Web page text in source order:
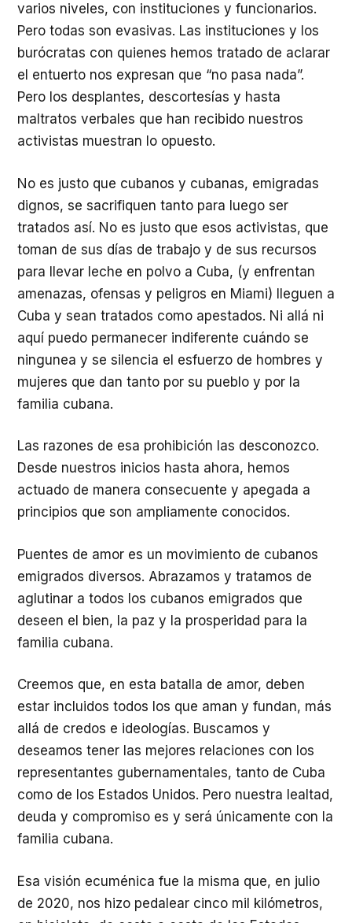
varios niveles, con instituciones y funcionarios.
Pero todas son evasivas. Las instituciones y los
burócratas con quienes hemos tratado de aclarar
el entuerto nos expresan que “no pasa nada”.
Pero los desplantes, descortesías y hasta
maltratos verbales que han recibido nuestros
activistas muestran lo opuesto.
No es justo que cubanos y cubanas, emigradas
dignos, se sacrifiquen tanto para luego ser
tratados así. No es justo que esos activistas, que
toman de sus días de trabajo y de sus recursos
para llevar leche en polvo a Cuba, (y enfrentan
amenazas, ofensas y peligros en Miami) lleguen a
Cuba y sean tratados como apestados. Ni allá ni
aquí puedo permanecer indiferente cuándo se
ningunea y se silencia el esfuerzo de hombres y
mujeres que dan tanto por su pueblo y por la
familia cubana.
Las razones de esa prohibición las desconozco.
Desde nuestros inicios hasta ahora, hemos
actuado de manera consecuente y apegada a
principios que son ampliamente conocidos.
Puentes de amor es un movimiento de cubanos
emigrados diversos. Abrazamos y tratamos de
aglutinar a todos los cubanos emigrados que
deseen el bien, la paz y la prosperidad para la
familia cubana.
Creemos que, en esta batalla de amor, deben
estar incluidos todos los que aman y fundan, más
allá de credos e ideologías. Buscamos y
deseamos tener las mejores relaciones con los
representantes gubernamentales, tanto de Cuba
como de los Estados Unidos. Pero nuestra lealtad,
deuda y compromiso es y será únicamente con la
familia cubana.
Esa visión ecuménica fue la misma que, en julio
de 2020, nos hizo pedalear cinco mil kilómetros,